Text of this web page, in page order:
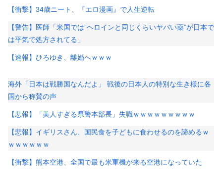
【衝撃】34歳ニート、『エロ漫画』で人生逆転
【警告】医師「米国では”ヘロインと同じくらいヤバい薬”が日本で
は平気で処方されてる」
【速報】ひろゆき、離婚へｗｗｗ
海外「日本は戦勝国なんだよ」 戦後の日本人の特別な生き様に各
国から称賛の声
【悲報】「美人すぎる県警本部長」失職ｗｗｗｗｗｗｗｗｗ
【悲報】イギリスさん、国民食を子どもに食わせるのを諦めるｗ
ｗｗｗｗｗｗ
【衝撃】熊本空港、全国で最も米軍機が来る空港になっていた